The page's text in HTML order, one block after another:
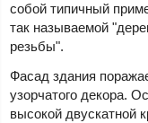
собой типичный
так называемой
резьбы".
Фасад здания
узорчатого декора.
высокой двускатной